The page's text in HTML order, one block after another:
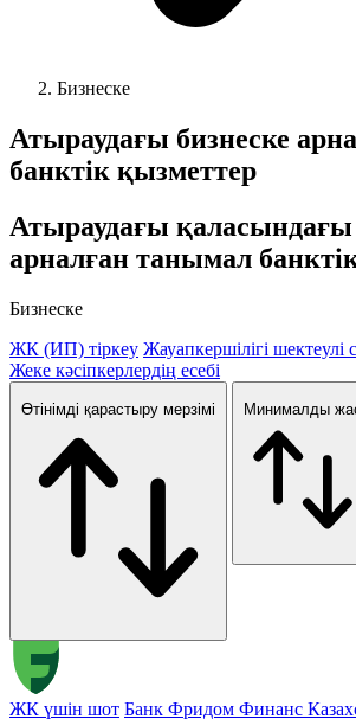
Бизнеске
Атыраудағы бизнеске
банктік қызметтер
Атыраудағы қаласындағы
арналған танымал
Бизнеске
ЖК (ИП) тіркеу Жауапкершілігі шектеулі
Жеке кәсіпкерлердің есебі
Өтінімді қарастыру мерзімі Минималды
ЖК үшін шот Банк Фридом Финанс